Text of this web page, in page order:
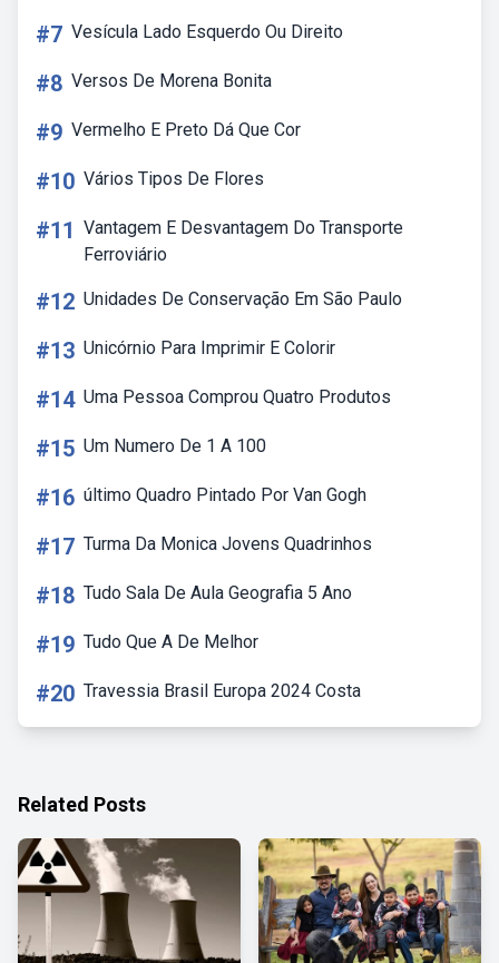
#7 Vesícula Lado Esquerdo Ou Direito
#8 Versos De Morena Bonita
#9 Vermelho E Preto Dá Que Cor
#10 Vários Tipos De Flores
#11 Vantagem E Desvantagem Do Transporte
Ferroviário
#12 Unidades De Conservação Em São Paulo
#13 Unicórnio Para Imprimir E Colorir
#14 Uma Pessoa Comprou Quatro Produtos
#15 Um Numero De 1 A 100
#16 último Quadro Pintado Por Van Gogh
#17 Turma Da Monica Jovens Quadrinhos
#18 Tudo Sala De Aula Geografia 5 Ano
#19 Tudo Que A De Melhor
#20 Travessia Brasil Europa 2024 Costa
Related Posts